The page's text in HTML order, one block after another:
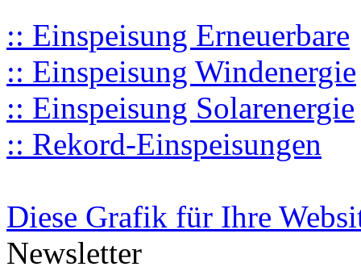
:: Einspeisung Erneuerbare
:: Einspeisung Windenergie
:: Einspeisung Solarenergie
:: Rekord-Einspeisungen
Diese Grafik für Ihre
Newsletter